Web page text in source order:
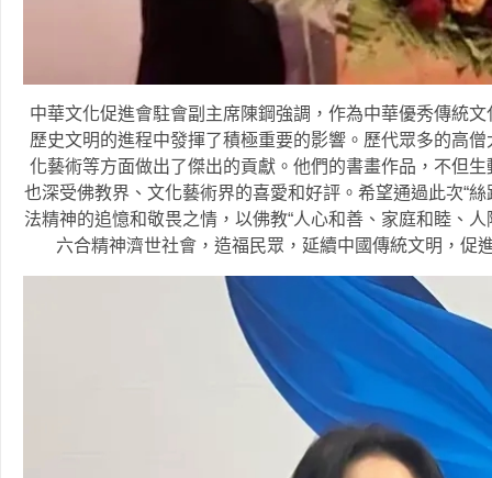
中華文化促進會駐會副主席陳鋼強調，作為中華優秀傳統
歷史文明的進程中發揮了積極重要的影響。歷代眾多的高
化藝術等方面做出了傑出的貢獻。他們的書畫作品，不但
也深受佛教界、文化藝術界的喜愛和好評。希望通過此次“
法精神的追憶和敬畏之情，以佛教“人心和善、家庭和睦、
六合精神濟世社會，造福民眾，延續中國傳統文明，促